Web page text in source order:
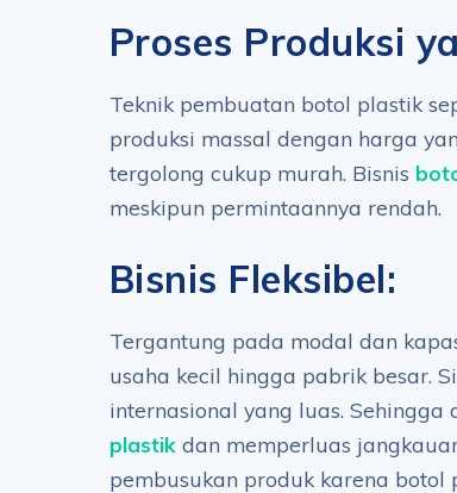
Proses Produksi
Teknik pembuatan botol plastik
produksi massal dengan harga
tergolong cukup murah. Bisnis
meskipun permintaannya rendah.
Bisnis Fleksibel:
Tergantung pada modal dan
usaha kecil hingga pabrik besar.
internasional yang luas.
plastik dan memperluas
pembusukan produk karena botol